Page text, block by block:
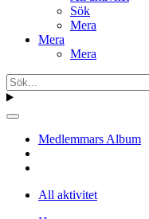
Sök
Mera
Mera
Mera
Medlemmars Album
All aktivitet